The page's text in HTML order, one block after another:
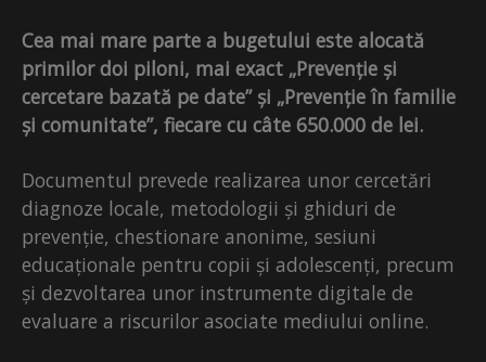
Cea mai mare parte a bugetului este alocată
primilor doi piloni, mai exact „Prevenție și
cercetare bazată pe date” și „Prevenție în familie
și comunitate”, fiecare cu câte 650.000 de lei.
Documentul prevede realizarea unor cercetări
diagnoze locale, metodologii și ghiduri de
prevenție, chestionare anonime, sesiuni
educaționale pentru copii și adolescenți, precum
și dezvoltarea unor instrumente digitale de
evaluare a riscurilor asociate mediului online.